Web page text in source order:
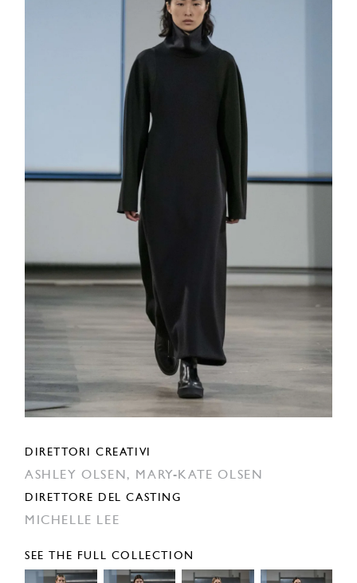
DIRETTORI CREATIVI
ASHLEY OLSEN, MARY-KATE OLSEN
DIRETTORE DEL CASTING
MICHELLE LEE
SEE THE FULL COLLECTION